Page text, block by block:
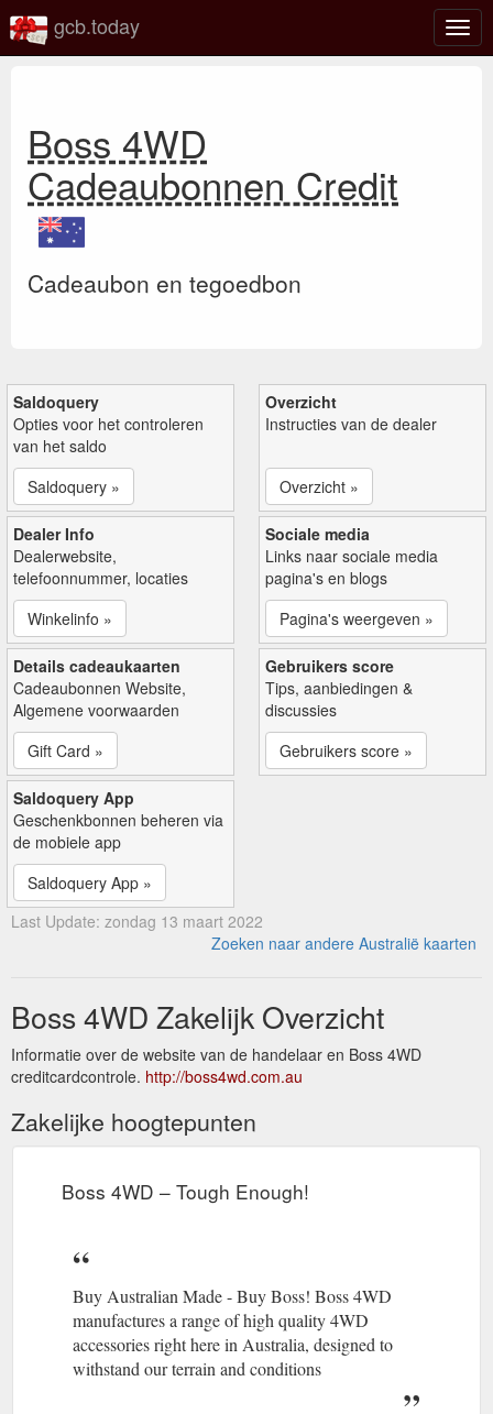
gcb.today
Boss 4WD
Cadeaubonnen Credit
Cadeaubon en tegoedbon
Saldoquery
Opties voor het controleren
van het saldo
Saldoquery »
Overzicht
Instructies van de dealer
Overzicht »
Dealer Info
Dealerwebsite,
telefoonnummer, locaties
Winkelinfo »
Sociale media
Links naar sociale media
pagina's en blogs
Pagina's weergeven »
Details cadeaukaarten
Cadeaubonnen Website,
Algemene voorwaarden
Gift Card »
Gebruikers score
Tips, aanbiedingen &
discussies
Gebruikers score »
Saldoquery App
Geschenkbonnen beheren via
de mobiele app
Saldoquery App »
Last Update: zondag 13 maart 2022
Zoeken naar andere Australië kaarten
Boss 4WD Zakelijk Overzicht
Informatie over de website van de handelaar en Boss 4WD
creditcardcontrole. http://boss4wd.com.au
Zakelijke hoogtepunten
Boss 4WD – Tough Enough!
Buy Australian Made - Buy Boss! Boss 4WD
manufactures a range of high quality 4WD
accessories right here in Australia, designed to
withstand our terrain and conditions